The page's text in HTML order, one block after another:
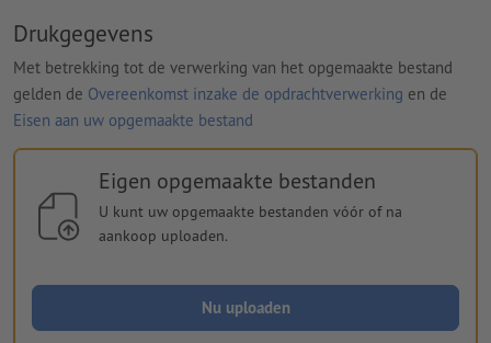
Drukgegevens
Met betrekking tot de verwerking van het opgemaakte bestand
gelden de Overeenkomst inzake de opdrachtverwerking en de
Eisen aan uw opgemaakte bestand
Eigen opgemaakte bestanden
U kunt uw opgemaakte bestanden vóór of na
aankoop uploaden.
Nu uploaden